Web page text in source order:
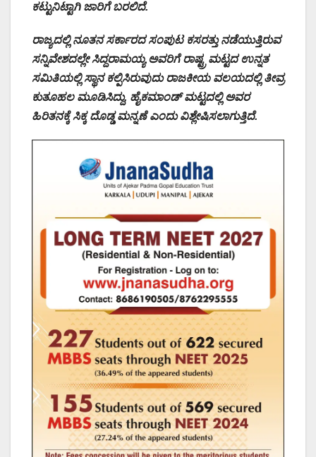
ಕಟ್ಟುನಿಟ್ಟಾಗಿ ಜಾರಿಗೆ ಬರಲಿದೆ.
ರಾಜ್ಯದಲ್ಲಿ ನೂತನ ಸರ್ಕಾರದ ಸಂಪುಟ ಕಸರತ್ತು ನಡೆಯುತ್ತಿರುವ
ಸನ್ನಿವೇಶದಲ್ಲೇ ಸಿದ್ದರಾಮಯ್ಯ ಅವರಿಗೆ ರಾಷ್ಟ್ರ ಮಟ್ಟದ ಉನ್ನತ
ಸಮಿತಿಯಲ್ಲಿ ಸ್ಥಾನ ಕಲ್ಪಿಸಿರುವುದು ರಾಜಕೀಯ ವಲಯದಲ್ಲಿ ತೀವ್ರ
ಕುತೂಹಲ ಮೂಡಿಸಿದ್ದು, ಹೈಕಮಾಂಡ್ ಮಟ್ಟದಲ್ಲಿ ಅವರ
ಹಿರಿತನಕ್ಕೆ ಸಿಕ್ಕ ದೊಡ್ಡ ಮನ್ನಣೆ ಎಂದು ವಿಶ್ಲೇಷಿಸಲಾಗುತ್ತಿದೆ.